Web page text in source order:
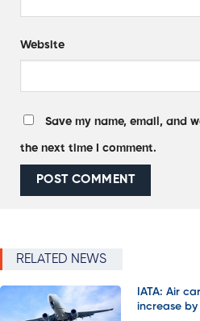
RELATED NEWS
IATA: Air
increase by
Website
Save my name, email, and
the next time I comment.